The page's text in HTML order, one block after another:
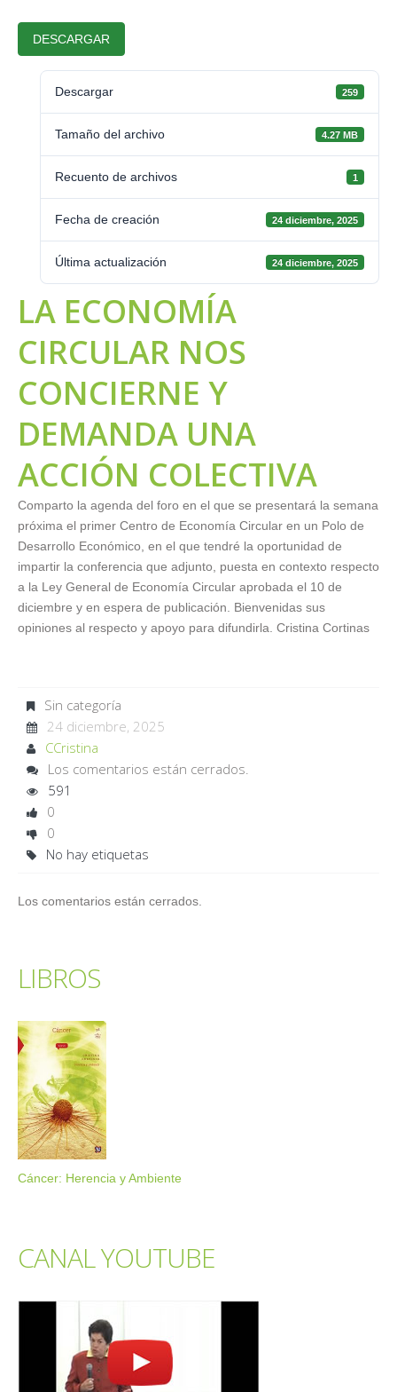
DESCARGAR
Descargar 259
Tamaño del archivo 4.27 MB
Recuento de archivos 1
Fecha de creación 24 diciembre, 2025
Última actualización 24 diciembre, 2025
LA ECONOMÍA
CIRCULAR NOS
CONCIERNE Y
DEMANDA UNA
ACCIÓN COLECTIVA
Comparto la agenda del foro en el que se presentará la semana
próxima el primer Centro de Economía Circular en un Polo de
Desarrollo Económico, en el que tendré la oportunidad de
impartir la conferencia que adjunto, puesta en contexto respecto
a la Ley General de Economía Circular aprobada el 10 de
diciembre y en espera de publicación. Bienvenidas sus
opiniones al respecto y apoyo para difundirla. Cristina Cortinas
Sin categoría
24 diciembre, 2025
CCristina
Los comentarios están cerrados.
591
0
0
No hay etiquetas
Los comentarios están cerrados.
LIBROS
Cáncer: Herencia y Ambiente
CANAL YOUTUBE